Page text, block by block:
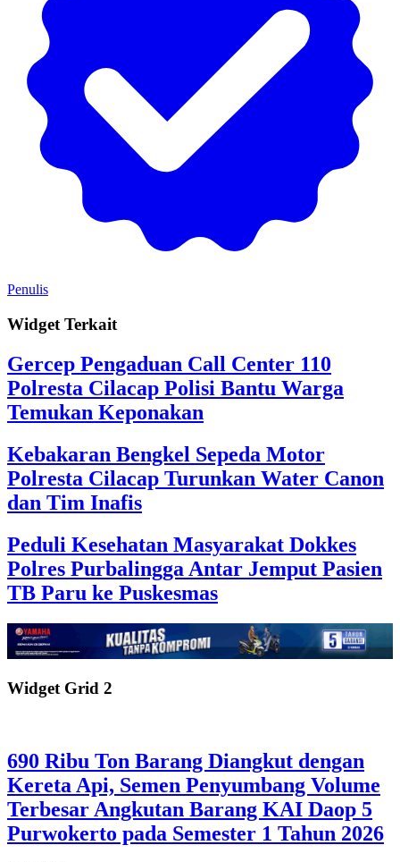
Penulis
Widget Terkait
Gercep Pengaduan Call Center 110
Polresta Cilacap Polisi Bantu Warga
Temukan Keponakan
Kebakaran Bengkel Sepeda Motor
Polresta Cilacap Turunkan Water Canon
dan Tim Inafis
Peduli Kesehatan Masyarakat Dokkes
Polres Purbalingga Antar Jemput Pasien
TB Paru ke Puskesmas
Widget Grid 2
690 Ribu Ton Barang Diangkut dengan
Kereta Api, Semen Penyumbang Volume
Terbesar Angkutan Barang KAI Daop 5
Purwokerto pada Semester 1 Tahun 2026